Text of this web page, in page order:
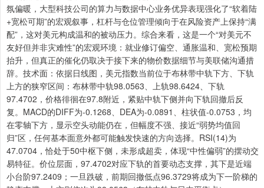
氛偏暖，大型科技公司的算力与数据中心业务优异表现强化了“软着陆
+宽松可期”的宏观叙事，杠杆与仓位管理倾向于在风险资产上保持“满
配”，这对美元构成温和的被动压力。综合来看，这是一个“对美元不
友好但并非灾难性”的宏观环境：就业修订偏空、通胀温和、宽松预期
抬升，但真正的催化仍取决于接下来的物价数据细节与美联储沟通措
辞。技术面：依据日线图，美元指数当前位于布林带中轨下方、下轨
上方的狭窄区间：布林带中轨98.0563、上轨98.6424、下轨
97.4702，价格徘徊在97.8附近，紧贴中轨下侧并向下轨回撤后反
复。MACD的DIFF为-0.1268、DEA为-0.0891、柱状值-0.0753，均
在零轴下方，显示空头动能仍在，但幅度不强、接近“弱势均值回
归”区，任何基本面意外都可能触发快速的方向选择。RSI(14)为
47.0704，恰处于50中枢下侧，未形成超卖，体现“中性偏弱”的摆动交
易特征。价位层面，97.4702对应下轨的首要动态支撑，其下是近端
小台阶97.2409；一旦跌破，前期回撤低点96.3729将成为下一阶梯的